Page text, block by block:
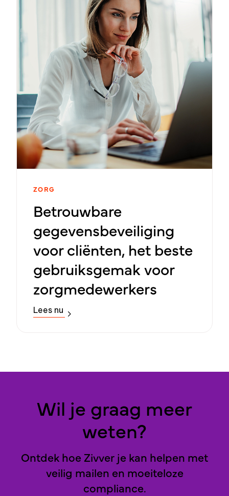
ZORG
Betrouwbare​ ​
gegevensbeveiliging
voor cliënten, het beste
gebruiksgemak voor
zorgmedewerkers
Lees nu
Wil je graag meer
weten?
Ontdek hoe Zivver je kan helpen met
veilig mailen en moeiteloze
compliance.